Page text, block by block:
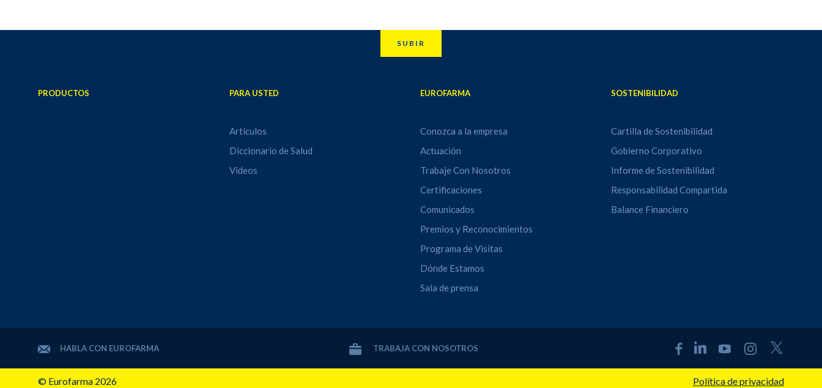
SUBIR
PRODUCTOS PARA USTED
Artículos
Diccionario de Salud
Videos
EUROFARMA
Conozca a la empresa
Actuación
Trabaje Con Nosotros
Certificaciones
Comunicados
Premios y Reconocimientos
Programa de Visitas
Dónde Estamos
Sala de prensa
SOSTENIBILIDAD
Cartilla de Sostenibilidad
Gobierno Corporativo
Informe de Sostenibilidad
Responsabilidad Compartida
Balance Financiero
HABLA CON EUROFARMA TRABAJA CON NOSOTROS
© Eurofarma 2026 Política de privacidad